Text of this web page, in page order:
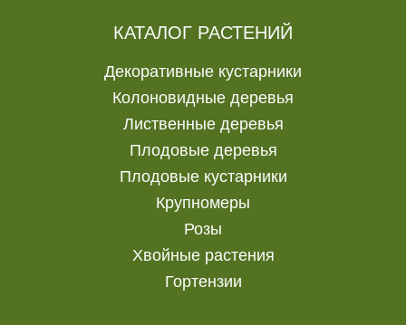
КАТАЛОГ РАСТЕНИЙ
Декоративные кустарники
Колоновидные деревья
Лиственные деревья
Плодовые деревья
Плодовые кустарники
Крупномеры
Розы
Хвойные растения
Гортензии